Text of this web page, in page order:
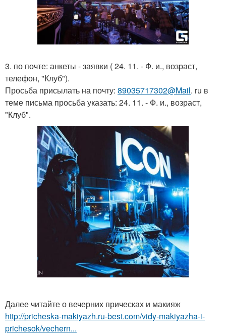
3. по почте: анкеты - заявки ( 24. 11. - Ф. и., возраст,
телефон, "Клуб").
Просьба присылать на почту: 89035717302@Mail. ru в
теме письма просьба указать: 24. 11. - Ф. и., возраст,
"Клуб".
Далее читайте о вечерних прическах и макияж
http://pricheska-makiyazh.ru-best.com/vidy-makiyazha-i-
prichesok/vechern...